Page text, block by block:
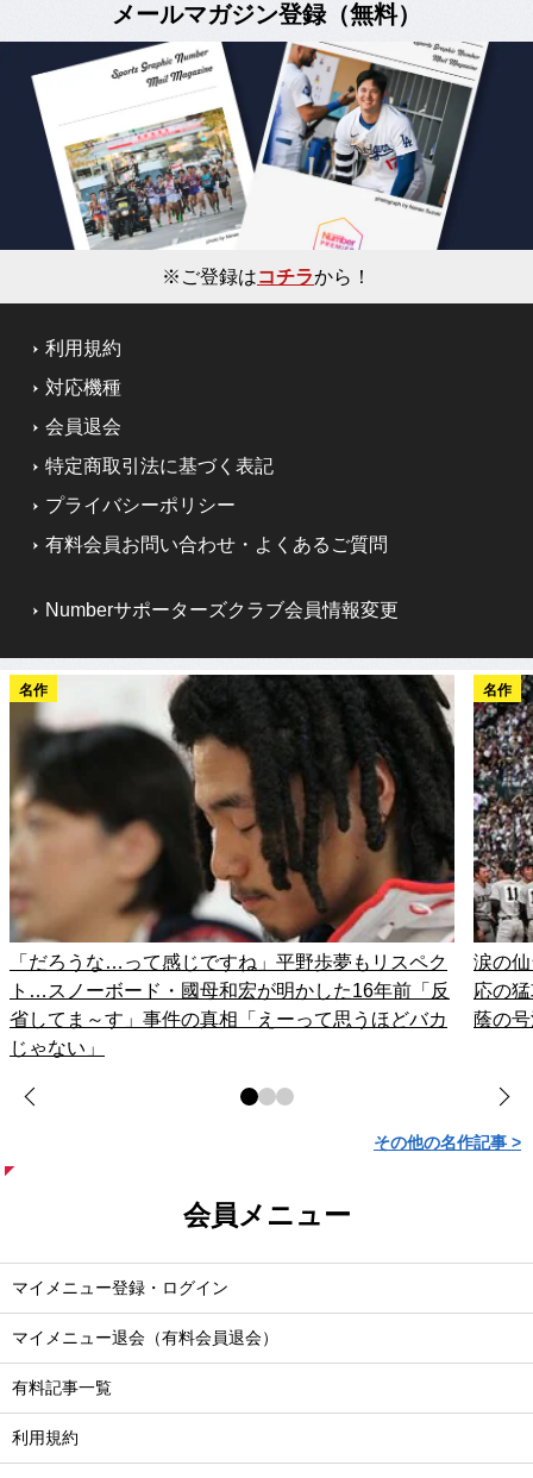
メールマガジン登録（無料）
※ご登録はコチラから！
利用規約
対応機種
会員退会
特定商取引法に基づく表記
プライバシーポリシー
有料会員お問い合わせ・よくあるご質問
Numberサポーターズクラブ会員情報変更
名作
「だろうな…って感じですね」平野歩夢もリスペク
ト…スノーボード・國母和宏が明かした16年前「反
省してま～す」事件の真相「えーって思うほどバカ
じゃない」
名作
涙の
応の
蔭の
その他の名作記事 >
会員メニュー
マイメニュー登録・ログイン
マイメニュー退会（有料会員退会）
有料記事一覧
利用規約